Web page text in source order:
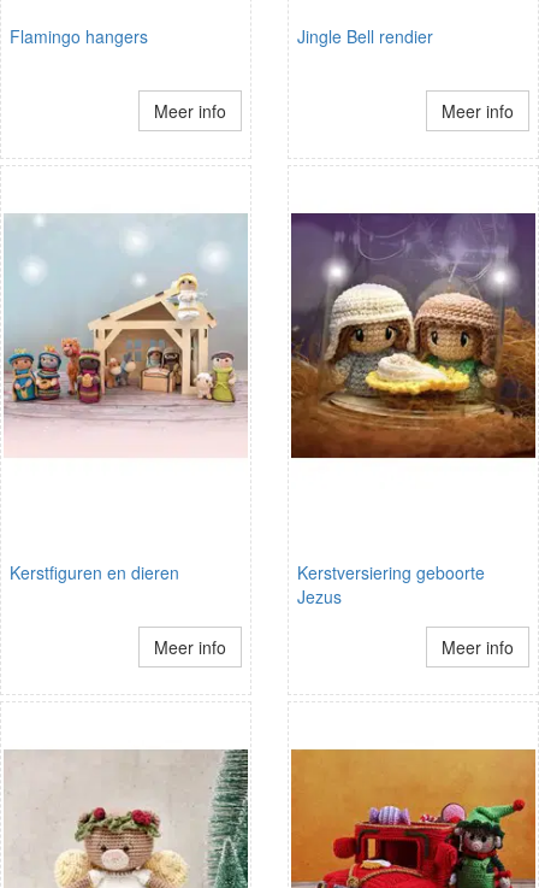
Flamingo hangers
Meer info
Jingle Bell rendier
Meer info
Kerstfiguren en dieren
Meer info
Kerstversiering geboorte
Jezus
Meer info